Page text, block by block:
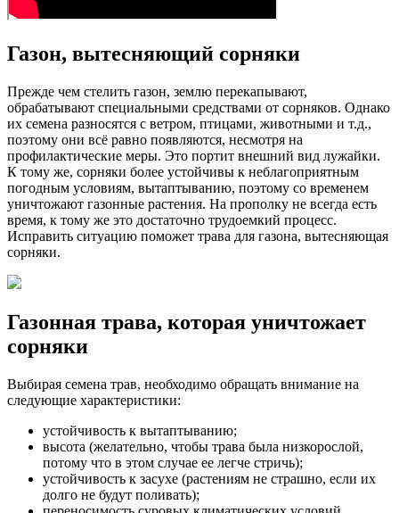
Газон, вытесняющий сорняки
Прежде чем стелить газон, землю перекапывают,
обрабатывают специальными средствами от сорняков. Однако
их семена разносятся с ветром, птицами, животными и т.д.,
поэтому они всё равно появляются, несмотря на
профилактические меры. Это портит внешний вид лужайки.
К тому же, сорняки более устойчивы к неблагоприятным
погодным условиям, вытаптыванию, поэтому со временем
уничтожают газонные растения. На прополку не всегда есть
время, к тому же это достаточно трудоемкий процесс.
Исправить ситуацию поможет трава для газона, вытесняющая
сорняки.
Газонная трава, которая уничтожает
сорняки
Выбирая семена трав, необходимо обращать внимание на
следующие характеристики:
устойчивость к вытаптыванию;
высота (желательно, чтобы трава была низкорослой,
потому что в этом случае ее легче стричь);
устойчивость к засухе (растениям не страшно, если их
долго не будут поливать);